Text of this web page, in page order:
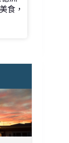
食，